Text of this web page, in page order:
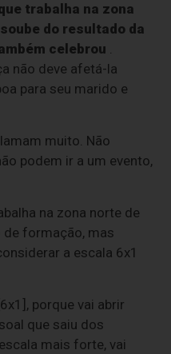
trabalha na zona
do resultado da
celebrou .
não deve afetá-la
para seu marido e
muito. Não
podem ir a um evento,
na zona norte de
de formação, mas
a escala 6x1
porque vai abrir
que saiu dos
mais forte, vai